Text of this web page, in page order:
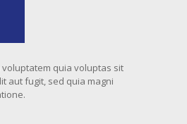
voluptatem quia voluptas sit
aut fugit, sed quia magni